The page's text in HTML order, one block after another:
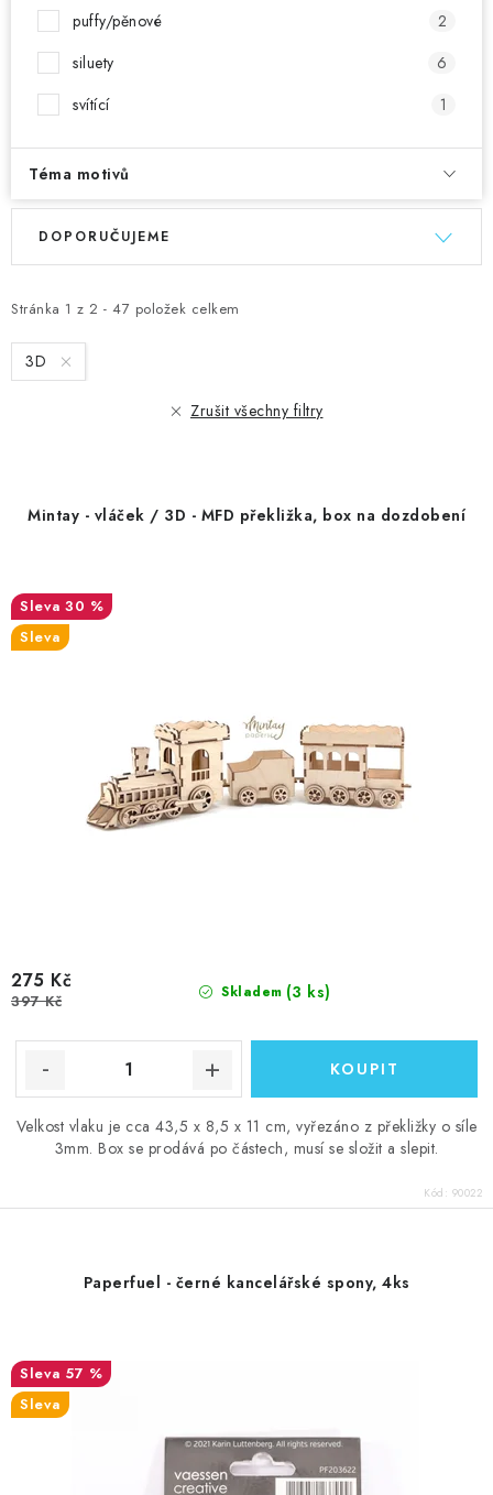
puffy/pěnové
2
siluety
6
svítící
1
Téma motivů
V
i
s
p
ů
Stránka 1 z 2 - 47 položek celkem
Ř
e
n
í
t
ů
DOPORUČUJEME
3D
Zrušit všechny filtry
Mintay - vláček / 3D - MFD překližka, box na dozdobení
30 %
Sleva
Skladem (3 ks)
275 Kč
397 Kč
Velkost vlaku je cca 43,5 x 8,5 x 11 cm, vyřezáno z překližky o síle
3mm. Box se prodává po částech, musí se složit a slepit.
Kód: 90022
Paperfuel - černé kancelářské spony, 4ks
57 %
Sleva